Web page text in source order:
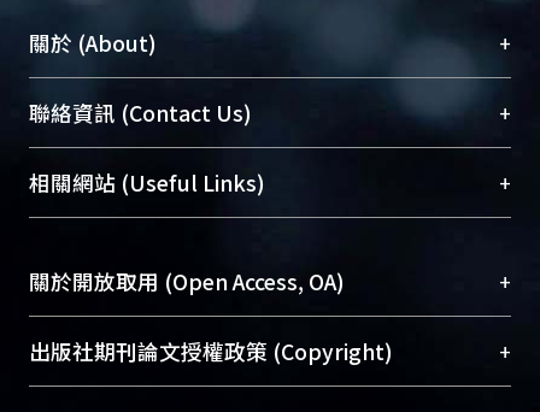
關於 (About) +
臺大位居世界頂尖大學之列，為永久珍藏及向國際
展現本校豐碩的研究成果及學術能量，圖書館整合
機構典藏（NTUR）與學術庫（AH）不同功能平
台，成為臺大學術典藏NTU scholars。期能整合研
成果。
To permanently archive and promote researcher
profiles and scholarly works, Library integrates the
services of “NTU Repository” with “Academic
聯絡資訊 (Contact Us) +
總館學科館員(Main Library)
醫學圖書館學科館員(Medical Library)
Sciences Library)
相關網站 (Useful Links) +
關於開放取用 (Open Access, OA) +
開放取用是從使用者角度提升資訊取用性的社會運
動，應用在學術研究上是透過將研究著作公開供使
出版社期刊論文授權政策 (Copyright) +